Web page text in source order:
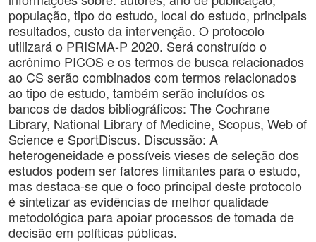
população, tipo do estudo, local do estudo, principais
resultados, custo da intervenção. O protocolo
utilizará o PRISMA-P 2020. Será construído o
acrônimo PICOS e os termos de busca relacionados
ao CS serão combinados com termos relacionados
ao tipo de estudo, também serão incluídos os
bancos de dados bibliográficos: The Cochrane
Library, National Library of Medicine, Scopus, Web of
Science e SportDiscus. Discussão: A
heterogeneidade e possíveis vieses de seleção dos
estudos podem ser fatores limitantes para o estudo,
mas destaca-se que o foco principal deste protocolo
é sintetizar as evidências de melhor qualidade
metodológica para apoiar processos de tomada de
decisão em políticas públicas.